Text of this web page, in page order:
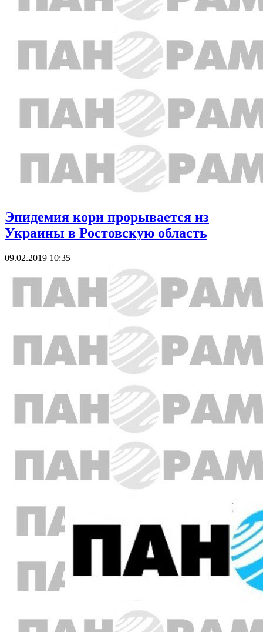
Эпидемия кори прорывается из
Украины в Ростовскую область
09.02.2019 10:35